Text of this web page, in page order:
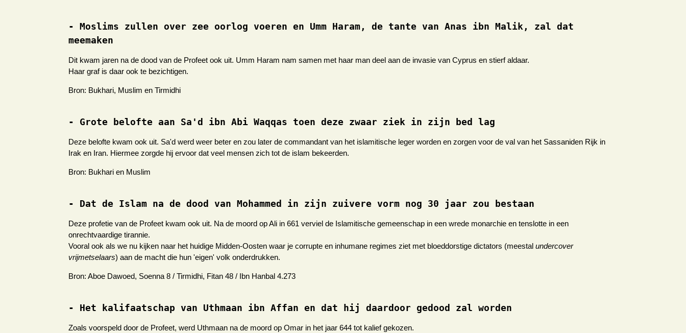
- Moslims zullen over zee oorlog voeren en Umm Haram, de tante van Anas ibn Malik, zal dat
meemaken
Dit kwam jaren na de dood van de Profeet ook uit. Umm Haram nam samen met haar man deel aan de invasie van Cyprus en stierf aldaar.
Haar graf is daar ook te bezichtigen.
Bron: Bukhari, Muslim en Tirmidhi
- Grote belofte aan Sa'd ibn Abi Waqqas toen deze zwaar ziek in zijn bed lag
Deze belofte kwam ook uit. Sa'd werd weer beter en zou later de commandant van het islamitische leger worden en zorgen voor de val van het Sassaniden Rijk in
Irak en Iran. Hiermee zorgde hij ervoor dat veel mensen zich tot de islam bekeerden.
Bron: Bukhari en Muslim
- Dat de Islam na de dood van Mohammed in zijn zuivere vorm nog 30 jaar zou bestaan
Deze profetie van de Profeet kwam ook uit. Na de moord op Ali in 661 verviel de Islamitische gemeenschap in een wrede monarchie en tenslotte in een
onrechtvaardige tirannie.
Vooral ook als we nu kijken naar het huidige Midden-Oosten waar je corrupte en inhumane regimes ziet met bloeddorstige dictators (meestalundercover
vrijmetselaars) aan de macht die hun 'eigen' volk onderdrukken.
Bron: Aboe Dawoed, Soenna 8 / Tirmidhi, Fitan 48 / Ibn Hanbal 4.273
- Het kalifaatschap van Uthmaan ibn Affan en dat hij daardoor gedood zal worden
Zoals voorspeld door de Profeet, werd Uthmaan na de moord op Omar in het jaar 644 tot kalief gekozen.